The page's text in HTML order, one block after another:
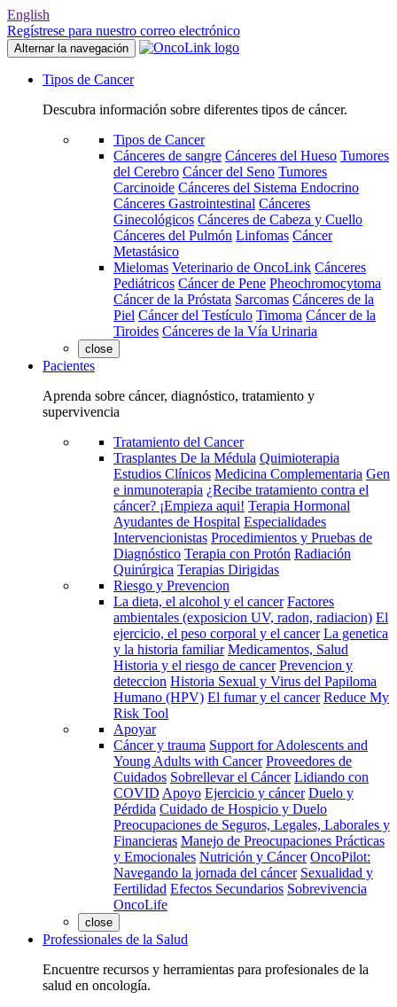
English
Regístrese para nuestro correo electrónico
Alternar la navegación
Tipos de Cancer
Descubra información sobre diferentes tipos de cáncer.
Tipos de Cancer
Cánceres de sangre Cánceres del Hueso Tumores
del Cerebro Cáncer del Seno Tumores
Carcinoide Cánceres del Sistema Endocrino
Cánceres Gastrointestinal Cánceres
Ginecológicos Cánceres de Cabeza y Cuello
Cánceres del Pulmón Linfomas Cáncer
Metastásico
Mielomas Veterinario de OncoLink Cánceres
Pediátricos Cáncer de Pene Pheochromocytoma
Cáncer de la Próstata Sarcomas Cánceres de la
Piel Cáncer del Testículo Timoma Cáncer de la
Tiroides Cánceres de la Vía Urinaria
close
Pacientes
Aprenda sobre cáncer, diagnóstico, tratamiento y
supervivencia
Tratamiento del Cancer
Trasplantes De la Médula Quimioterapia
Estudios Clínicos Medicina Complementaria Gen
e inmunoterapia ¿Recibe tratamiento contra el
cáncer? ¡Empieza aqui! Terapia Hormonal
Ayudantes de Hospital Especialidades
Intervencionistas Procedimientos y Pruebas de
Diagnóstico Terapia con Protón Radiación
Quirúrgica Terapias Dirigidas
Riesgo y Prevencion
La dieta, el alcohol y el cancer Factores
ambientales (exposicion UV, radon, radiacion) El
ejercicio, el peso corporal y el cancer La genetica
y la historia familiar Medicamentos, Salud
Historia y el riesgo de cancer Prevencion y
deteccion Historia Sexual y Virus del Papiloma
Humano (HPV) El fumar y el cancer Reduce My
Risk Tool
Apoyar
Cáncer y trauma Support for Adolescents and
Young Adults with Cancer Proveedores de
Cuidados Sobrellevar el Cáncer Lidiando con
COVID Apoyo Ejercicio y cáncer Duelo y
Pérdida Cuidado de Hospicio y Duelo
Preocupaciones de Seguros, Legales, Laborales y
Financieras Manejo de Preocupaciones Prácticas
y Emocionales Nutrición y Cáncer OncoPilot:
Navegando la jornada del cáncer Sexualidad y
Fertilidad Efectos Secundarios Sobrevivencia
OncoLife
close
Professionales de la Salud
Encuentre recursos y herramientas para profesionales de la
salud en oncología.